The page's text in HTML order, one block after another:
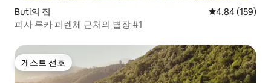
Buti의 집 평점 4.84점(5
4.84 (159)
피사 루카 피렌체 근처의 별장 #1
게스트 선호
게스트 선호